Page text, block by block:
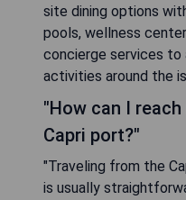
site dining options
pools, wellness
concierge services to
activities around the
"How can I
Capri port?"
"Traveling from the
is usually